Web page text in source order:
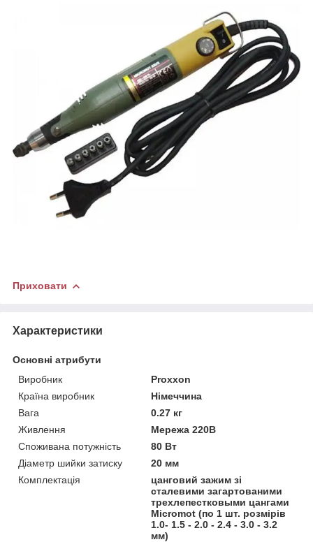
Приховати
Характеристики
Основні атрибути
Виробник
Proxxon
Країна виробник
Німеччина
Вага
0.27 кг
Живлення
Мережа 220В
Споживана потужність
80 Вт
Діаметр шийки затиску
20 мм
Комплектація
цанговий зажим зі
сталевими загартованими
трехлепестковыми цангами
Micromot (по 1 шт. розмірів
1.0- 1.5 - 2.0 - 2.4 - 3.0 - 3.2
мм)